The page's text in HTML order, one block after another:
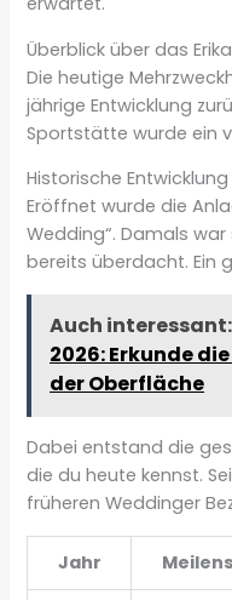
Überblick über das
Die heutige
jährige Entwicklung
Sportstätte wurde ein
Historische
Eröffnet wurde die
Wedding“. Damals
bereits überdacht. Ein
Auch interessant:
2026: Erkunde
der Oberfläche
Dabei entstand die
die du heute kennst.
früheren Weddinger
Jahr